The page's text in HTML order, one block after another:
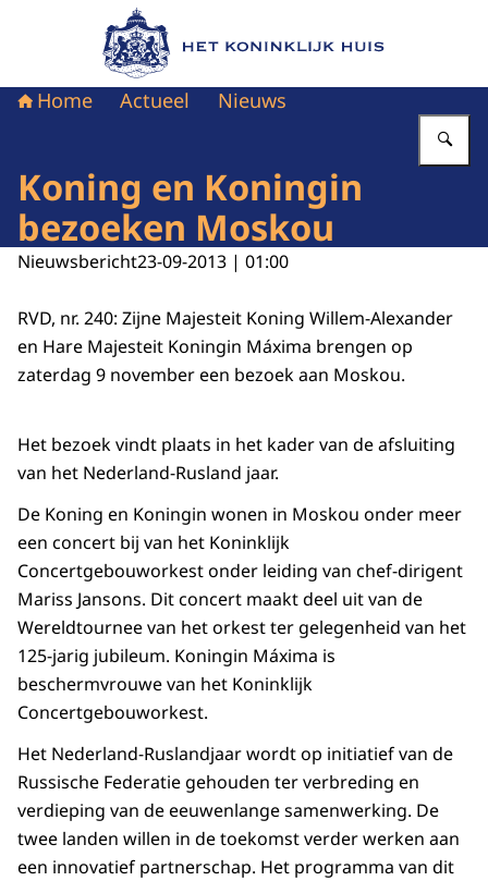
Naar de homepage van Het Koninklijk Huis
Home Actueel Nieuws
Koning en Koningin
bezoeken Moskou
Nieuwsbericht23-09-2013 | 01:00
RVD, nr. 240: Zijne Majesteit Koning Willem-Alexander
en Hare Majesteit Koningin Máxima brengen op
zaterdag 9 november een bezoek aan Moskou.
Het bezoek vindt plaats in het kader van de afsluiting
van het Nederland-Rusland jaar.
De Koning en Koningin wonen in Moskou onder meer
een concert bij van het Koninklijk
Concertgebouworkest onder leiding van chef-dirigent
Mariss Jansons. Dit concert maakt deel uit van de
Wereldtournee van het orkest ter gelegenheid van het
125-jarig jubileum. Koningin Máxima is
beschermvrouwe van het Koninklijk
Concertgebouworkest.
Het Nederland-Ruslandjaar wordt op initiatief van de
Russische Federatie gehouden ter verbreding en
verdieping van de eeuwenlange samenwerking. De
twee landen willen in de toekomst verder werken aan
een innovatief partnerschap. Het programma van dit